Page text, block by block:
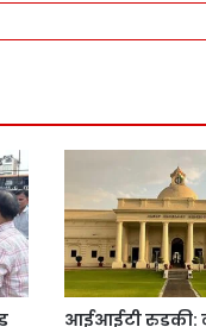
आईआईटी रुड़की: